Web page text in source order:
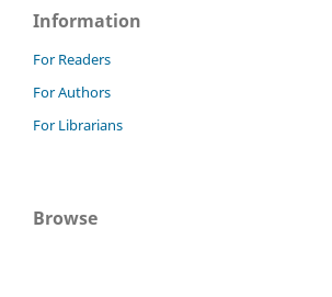
Information
For Readers
For Authors
For Librarians
Browse